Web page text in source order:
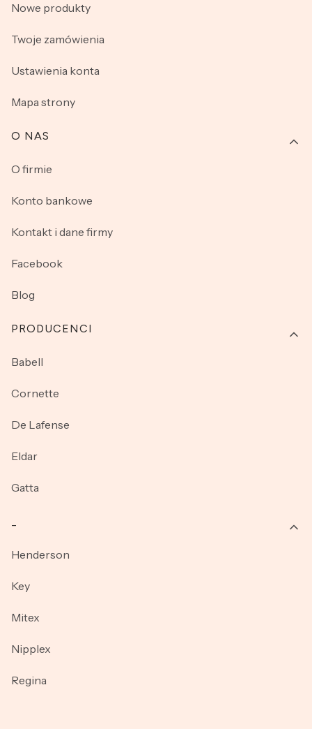
Nowe produkty
Twoje zamówienia
Ustawienia konta
Mapa strony
O NAS
O firmie
Konto bankowe
Kontakt i dane firmy
Facebook
Blog
PRODUCENCI
Babell
Cornette
De Lafense
Eldar
Gatta
Henderson
Key
Mitex
Nipplex
Regina